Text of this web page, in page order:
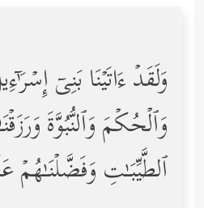
وَلَقَدۡ ءَاتَیۡنَا بَنِیۤ إِسۡرَ
وَٱلۡحُكۡمَ وَٱلنُّبُوَّةَ
ٱلطَّیِّبَـٰتِ وَفَضَّلۡنَـٰهُمۡ